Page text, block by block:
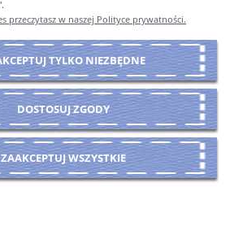
INFORMACJE
O NAS
PEŁNĄ WERSJĘ STRONY
internetowy Shoper Premium
przeczytasz w naszej Polityce prywatności.
TYLKO NIEZBĘDNE
DOSTOSUJ ZGODY
ZAAKCEPTUJ WSZYSTKIE